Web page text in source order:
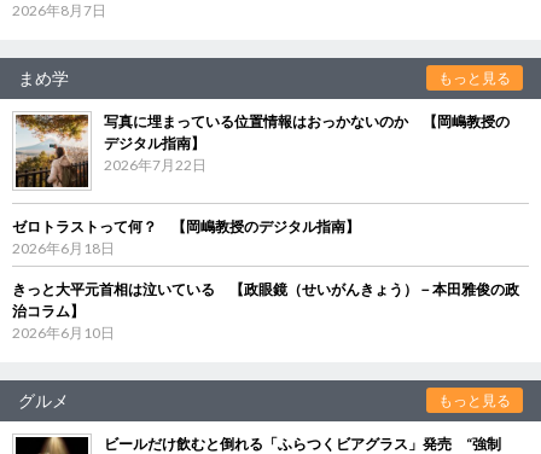
2026年8月7日
まめ学 もっと見る
写真に埋まっている位置情報はおっかないのか 【岡嶋教授の
デジタル指南】
2026年7月22日
ゼロトラストって何？ 【岡嶋教授のデジタル指南】
2026年6月18日
きっと大平元首相は泣いている 【政眼鏡（せいがんきょう）－本田雅俊の政
治コラム】
2026年6月10日
グルメ もっと見る
ビールだけ飲むと倒れる「ふらつくビアグラス」発売 “強制